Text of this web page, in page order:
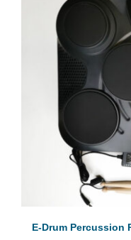
E-Drum Percussion